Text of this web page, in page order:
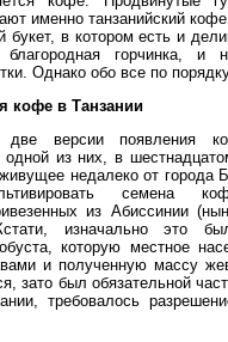
именно танзанийский кофе
букет, в котором есть и
горчинка, и
Однако обо все по
кофе в Танзании
две версии появления
одной из них, в
недалеко от города
семена
из Абиссинии
изначально это
которую местное
и полученную массу
зато был обязательной
требовалось